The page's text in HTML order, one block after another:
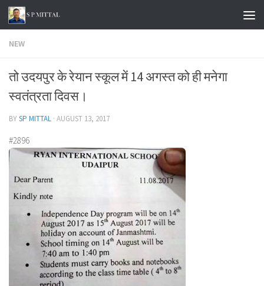
Skip to content
NEW
तो उदयपुर के रेयान स्कूल में 14 अगस्त को ही मनेगा
स्वतंत्रता दिवस।
BYSP MITTAL · AUGUST 13, 2017
#2896